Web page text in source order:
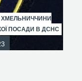
ХМЕЛЬНИЧЧИНИ
ПОСАДИ В ДСНС